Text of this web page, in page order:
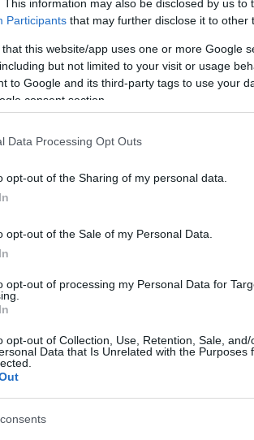
This information may also be disclosed by us to
Participants that may further disclose it to other
that this website/app uses one or more Google
but not limited to your visit or usage
to Google and its third-party tags to use your
consent section.
Data Processing Opt Outs
opt-out of the Sharing of my personal data.
opt-out of the Sale of my Personal Data.
opt-out of processing my Personal Data for
opt-out of Collection, Use, Retention, Sale, and/
Data that Is Unrelated with the Purposes
e numerosi volontari, la
di base, permettendo ai
i centri affollati del territorio e
alla comunità.
l’attenzione si è
L’
Ente ha dimostrato una
provenienti da canali europei,
strutturale del borgo. Nonostante
dilatato i tempi di attuazione
un’eredità significativa per il
concretizzati nel corso della
ha prodotto riflessi positivi
I dati relativi allo sviluppo
l’iscrizione di settantasette nuove
numeri testimoniano come
turistica, ma anche come luogo
invertendo la tendenza